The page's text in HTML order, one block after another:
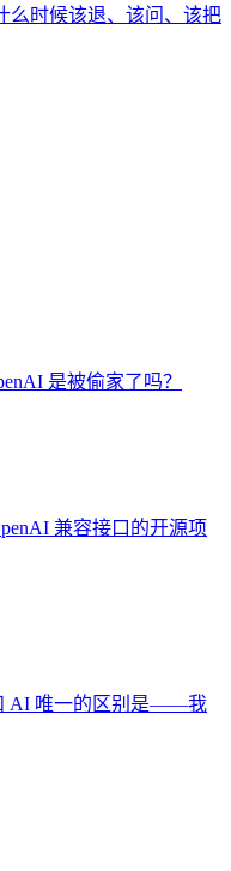
时候该退、该问、该把
是被偷家了吗？
兼容接口的开源项
AI 唯一的区别是——我